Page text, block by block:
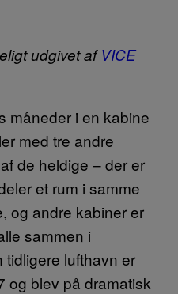
udgivet afVICE
måneder i en kabine
med tre andre
de heldige – der er
et rum i samme
og andre kabiner er
sammen i
tidligere lufthavn er
og blev på dramatisk